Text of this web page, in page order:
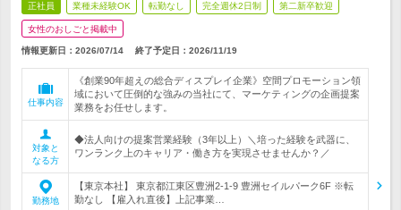
正社員 業種未経験OK 転勤なし 完全週休2日制 第二新卒歓迎
女性のおしごと掲載中
情報更新日：2026/07/14 終了予定日： 2026/11/19
仕事内容
《創業90年超えの総合ディスプレイ企業》空間プロモーション領
域において圧倒的な強みの当社にて、マーケティングの企画提案
業務をお任せします。
対象と
なる方
◆法人向けの提案営業経験（3年以上）＼培った経験を武器に、
ワンランク上のキャリア・働き方を実現させませんか？／
勤務地
【東京本社】 東京都江東区豊洲2-1-9 豊洲セイルパーク6F ※転
勤なし 【雇入れ直後】上記事業…